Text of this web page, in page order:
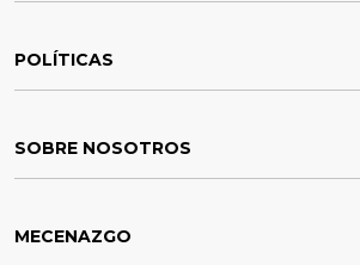
POLÍTICAS
SOBRE NOSOTROS
MECENAZGO